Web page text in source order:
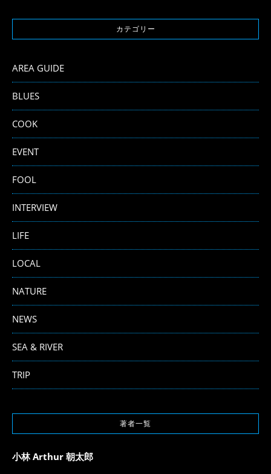
カテゴリー
AREA GUIDE
BLUES
COOK
EVENT
FOOL
INTERVIEW
LIFE
LOCAL
NATURE
NEWS
SEA & RIVER
TRIP
著者一覧
小林 Arthur 朝太郎